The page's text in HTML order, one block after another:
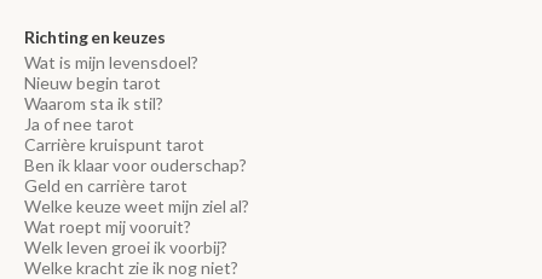
Richting en keuzes
Wat is mijn levensdoel?
Nieuw begin tarot
Waarom sta ik stil?
Ja of nee tarot
Carrière kruispunt tarot
Ben ik klaar voor ouderschap?
Geld en carrière tarot
Welke keuze weet mijn ziel al?
Wat roept mij vooruit?
Welk leven groei ik voorbij?
Welke kracht zie ik nog niet?